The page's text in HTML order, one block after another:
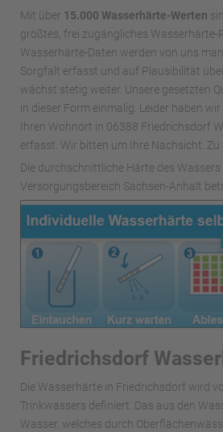
Mit über 15.000 Wasserhärte-Werten
größtes, frei zugängliches Wasserhärte-
Wasserhärte-Daten werden von uns
Sorgfalt erfasst und auf Plausibilität
wächst stetig weiter. Unsere gesetzten
in dieser Form einmalig. Leider haben
Ihren Wohnort in 06388 Friedrichsdorf
erfasst. Wir bitten um Ihre Nachsicht.
Die durchschnittliche Härte des
Versorgungsbereich Sachsen-Anhalt
Friedrichsdorf
Die Wasserhärte in Friedrichsdorf wird
Trinkwassers definiert. Das aus den
Wasser, welches durch